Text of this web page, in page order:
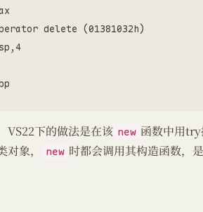
delete (01381032h)
VS22下的做法是在该 new 函数中用
象，
new 时都会调用其构造函数，